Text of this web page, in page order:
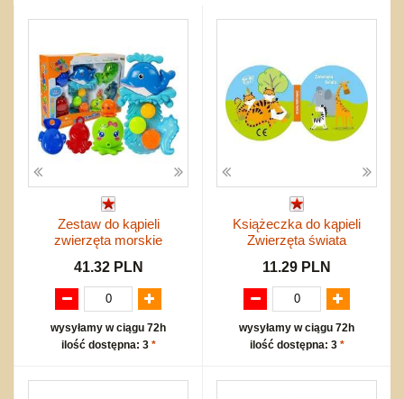
Pojazdy
Inne
Wyprzedaż
Start
Zakupy hurtowe
Koszty przesyłki
Regulamin
Kontakt
Mapa produktów
Zestaw do kąpieli
zwierzęta morskie
41.32 PLN
wysyłamy w ciągu 72h
ilość dostępna: 3 *
Książeczka do kąpieli
Zwierzęta świata
11.29 PLN
wysyłamy w ciągu 72h
ilość dostępna: 3 *